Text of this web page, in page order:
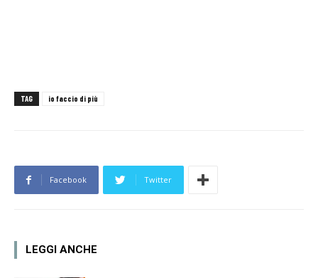
TAG io faccio di più
Facebook Twitter
LEGGI ANCHE